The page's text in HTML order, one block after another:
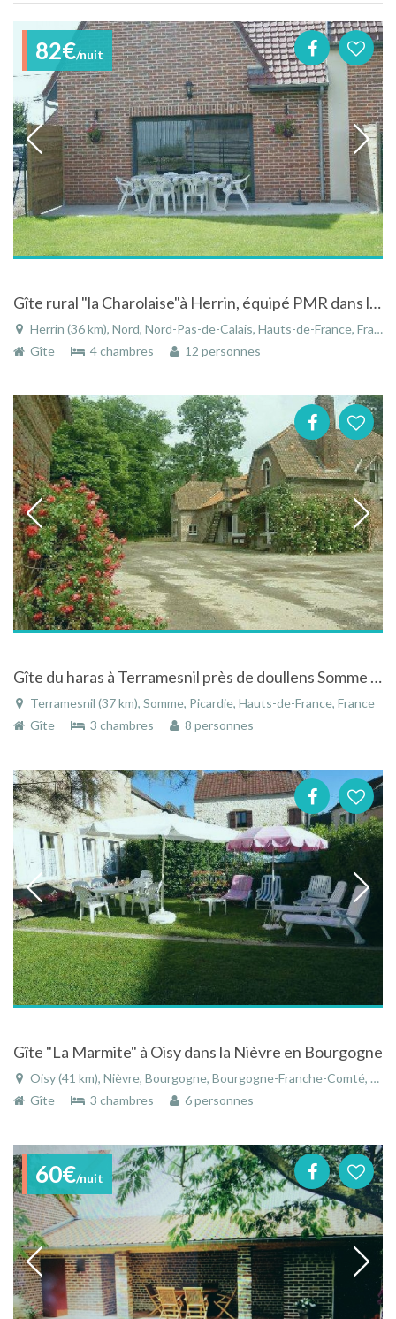
82€/nuit
Gîte rural "la Charolaise"à Herrin, équipé PMR dans le Nord proche de Lille
Herrin (36 km), Nord, Nord-Pas-de-Calais, Hauts-de-France, France
Gîte
4 chambres 12 personnes
Gîte du haras à Terramesnil près de doullens Somme Picardie dans un haras de chevaux trotteurs
Terramesnil (37 km), Somme, Picardie, Hauts-de-France, France
Gîte
3 chambres 8 personnes
Gîte "La Marmite" à Oisy dans la Nièvre en Bourgogne
Oisy (41 km), Nièvre, Bourgogne, Bourgogne-Franche-Comté, France
Gîte
3 chambres 6 personnes
60€/nuit